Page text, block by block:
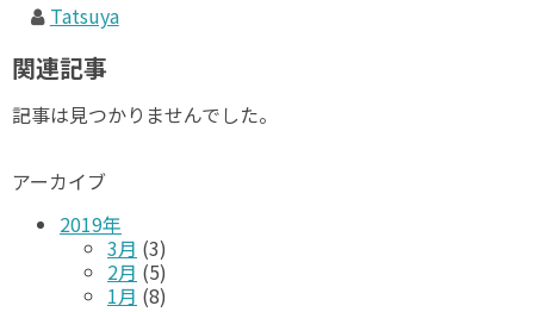
Tatsuya
関連記事
記事は見つかりませんでした。
アーカイブ
2019年
3月 (3)
2月 (5)
1月 (8)